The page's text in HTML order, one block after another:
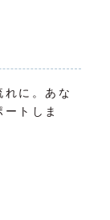
に。あな
トしま